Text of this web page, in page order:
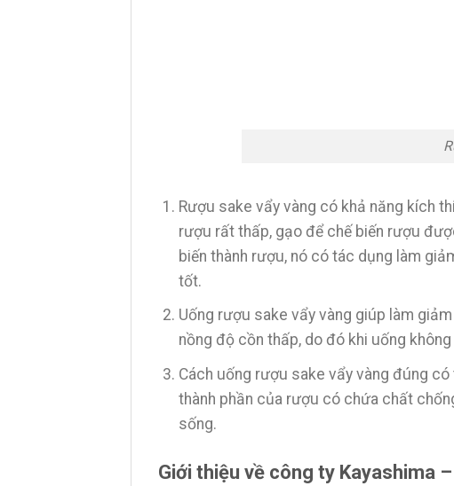
Rượu sake vẩy vàng có khả năng kích
rượu rất thấp, gạo để chế biến rượu
biến thành rượu, nó có tác dụng làm
tốt.
Uống rượu sake vẩy vàng giúp làm
nồng độ cồn thấp, do đó khi uống
Cách uống rượu sake vẩy vàng đúng
thành phần của rượu có chứa chất
sống.
Giới thiệu về công ty Kayashima